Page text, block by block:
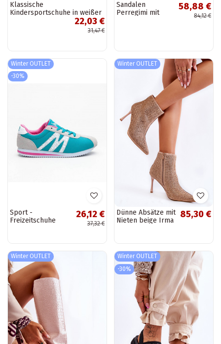
Klassische
Kindersportschuhe in weißer
22,03 €
31,47 €
Sandalen
Perregimi mit
58,88 €
84,12 €
Winter OUTLET
-30%
Sport -
Freizeitschuhe
26,12 €
37,32 €
Winter OUTLET
Dünne Absätze mit
Nieten beige Irma
85,30 €
Winter OUTLET
Winter OUTLET
-30%